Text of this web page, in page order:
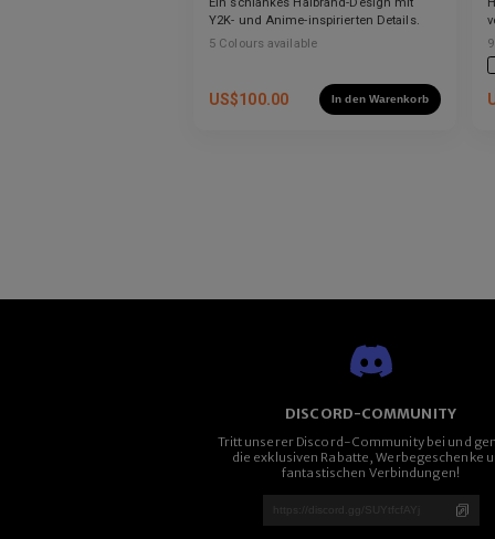
Y2K- und Anime-inspirierten Details.
5 Colours available
US$100.00 In den Warenkorb
9
DISCORD-COMMUNITY
Tritt unserer Discord-Community bei und
die exklusiven Rabatte, Werbegeschenke
fantastischen Verbindungen!